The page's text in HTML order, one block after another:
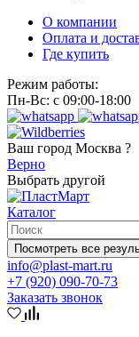
О компании
Оплата и
Где купить
Режим работы:
Пн-Вс: с 09:00-18:00
Ваш город Москва ?
Верно
Выбрать другой
Каталог
Посмотреть все
info@plast-mart.ru
+7 (920) 090-70-73
Заказать звонок